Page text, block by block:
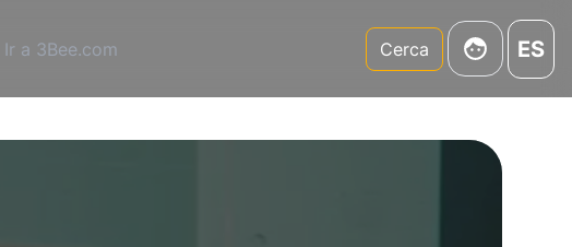
Ir a 3Bee.com Cerca ES